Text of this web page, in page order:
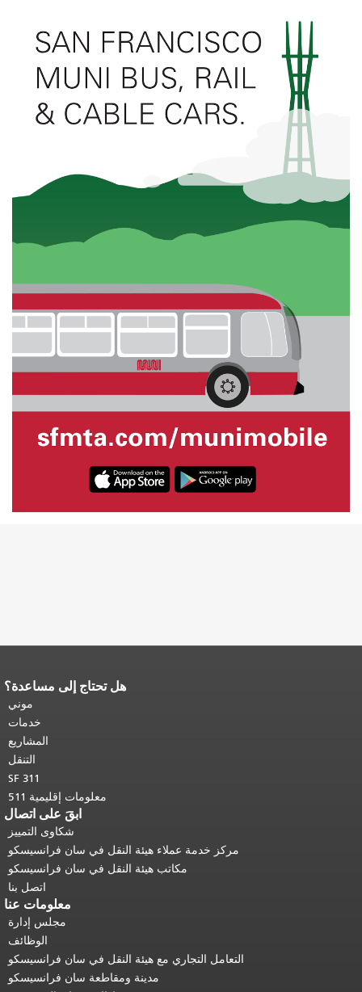
هل تحتاج إلى مساعدة؟
موني
خدمات
المشاريع
التنقل
SF 311
معلومات إقليمية 511
ابقَ على اتصال
شكاوى التمييز
مركز خدمة عملاء هيئة النقل في سان فرانسيسكو
مكاتب هيئة النقل في سان فرانسيسكو
اتصل بنا
معلومات عنا
مجلس إدارة
الوظائف
التعامل التجاري مع هيئة النقل في سان فرانسيسكو
مدينة ومقاطعة سان فرانسيسكو